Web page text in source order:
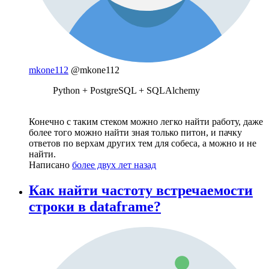
mkone112 @mkone112
Python + PostgreSQL + SQLAlchemy
Конечно с таким стеком можно легко найти работу, даже
более того можно найти зная только питон, и пачку
ответов по верхам других тем для собеса, а можно и не
найти.
Написано более двух лет назад
Как найти частоту встречаемости
строки в dataframe?